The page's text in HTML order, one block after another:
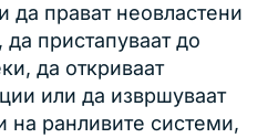
да прават неовластени
пристапуваат до
да откриваат
или да извршуваат
на ранливите системи,